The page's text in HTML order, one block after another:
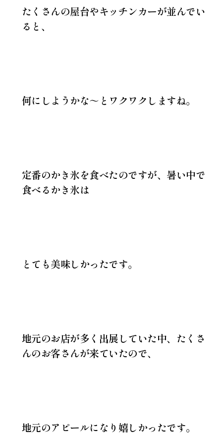
たくさんの屋台やキッチンカーが並んでい
ると、
何にしようかな～とワクワクしますね。
定番のかき氷を食べたのですが、暑い中で
食べるかき氷は
とても美味しかったです。
地元のお店が多く出展していた中、たくさ
んのお客さんが来ていたので、
地元のアピールになり嬉しかったです。